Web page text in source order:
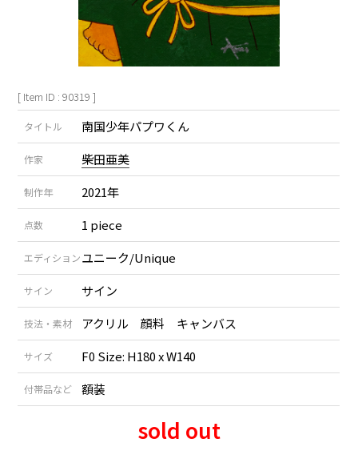
[ Item ID : 90319 ]
タイトル 南国少年パプワくん
作家 柴田亜美
制作年 2021年
点数 1 piece
エディションユニーク/Unique
サイン サイン
技法・素材 アクリル 顔料 キャンバス
サイズ F0 Size: H180 x W140
付帯品など 額装
sold out